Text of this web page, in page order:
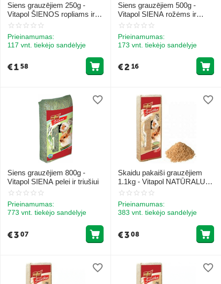
Siens grauzējiem 250g -
Vitapol ŠIENOS ropliams ir
triušiams
Prieinamumas:
117 vnt. tiekėjo sandėlyje
€158
Siens grauzējiem 500g -
Vitapol SIENA rožėms ir
triušiams
Prieinamumas:
173 vnt. tiekėjo sandėlyje
€2 16
Siens grauzējiem 800g -
Vitapol SIENA pelei ir triušiui
Prieinamumas:
773 vnt. tiekėjo sandėlyje
€307
Skaidu pakaiši grauzējiem
1.1kg - Vitapol NATŪRALUS
MEDŽIO SKIEDROS
Prieinamumas:
383 vnt. tiekėjo sandėlyje
€308